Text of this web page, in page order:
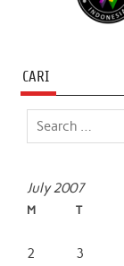
CARI
July 2007
M T
2
3